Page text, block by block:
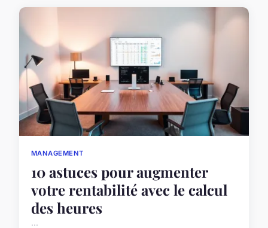
MANAGEMENT
10 astuces pour augmenter
votre rentabilité avec le calcul
des heures
...